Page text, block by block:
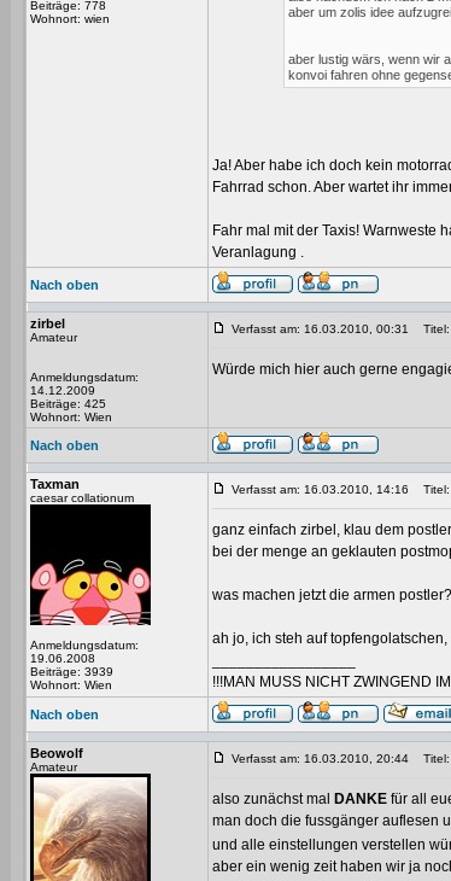
Beiträge: 778
Wohnort: wien
aber um zolis idee
aber lustig wärs, wenn wir
konvoi fahren ohne
Ja! Aber habe ich doch kein
Fahrrad schon. Aber wartet ihr
Fahr mal mit der Taxis! Warnweste
Veranlagung .
Nach oben
zirbel
Amateur
Anmeldungsdatum:
14.12.2009
Beiträge: 425
Wohnort: Wien
Verfasst am: 16.03.2010, 00:31 Titel:
Würde mich hier auch gerne
Nach oben
Taxman
caesar collationum
Anmeldungsdatum:
19.06.2008
Beiträge: 3939
Wohnort: Wien
Verfasst am: 16.03.2010, 14:16 Titel:
ganz einfach zirbel, klau dem
bei der menge an geklauten
was machen jetzt die armen postler?
ah jo, ich steh auf
!!!MAN MUSS NICHT ZWINGEND
Nach oben
Beowolf
Amateur
Verfasst am: 16.03.2010, 20:44 Titel:
also zunächst mal DANKE für all
man doch die fussgänger auflesen
und alle einstellungen verstellen
aber ein wenig zeit haben wir ja